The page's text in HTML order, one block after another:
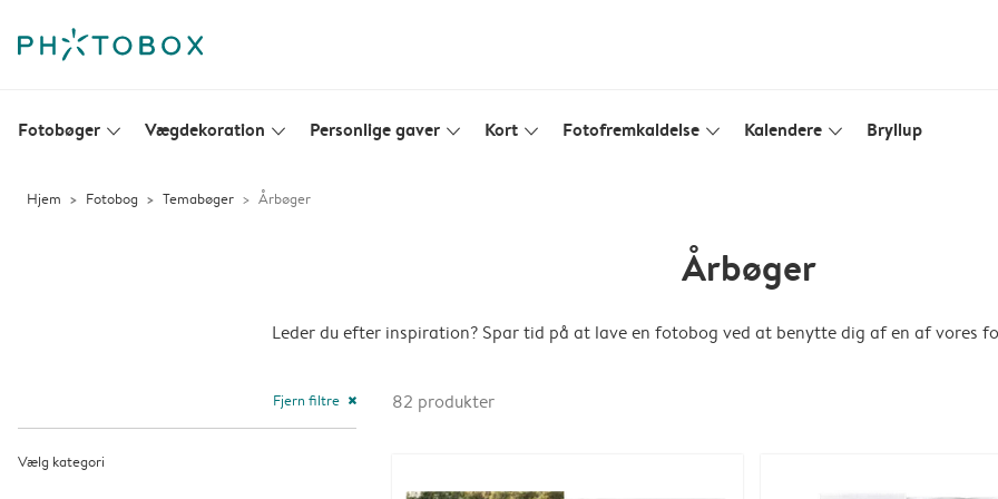
Fotobøger slim_arrow_down Vægdekoration slim_arrow_down Personlige gaver slim_arrow_down Kort slim_arrow_down Fotofremkaldelse slim_arrow_down Kalendere slim_arrow_down Bryllup
Hjem Fotobog Temabøger Årbøger
Årbøger
Leder du efter inspiration? Spar tid på at lave en fotobog ved at benytte dig af en af vores
Vælg kategori
Fjern filtre close 82 produkter